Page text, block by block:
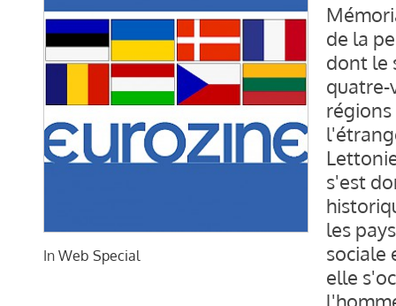
In Web Special
de la
dont le
quatre-
s'est
les
sociale
elle